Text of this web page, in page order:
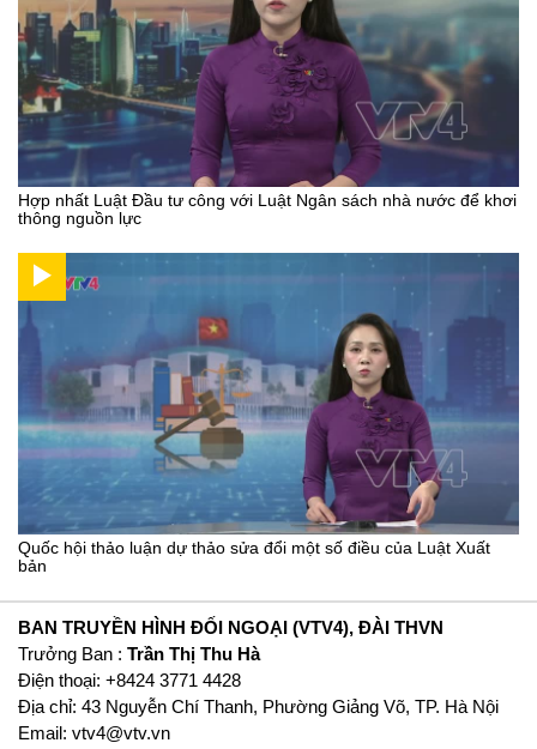
Hợp nhất Luật Đầu tư công với Luật Ngân sách nhà nước để khơi
thông nguồn lực
Quốc hội thảo luận dự thảo sửa đổi một số điều của Luật Xuất
bản
BAN TRUYỀN HÌNH ĐỐI NGOẠI (VTV4), ĐÀI THVN
Trưởng Ban : Trần Thị Thu Hà
Ðiện thoại: +8424 3771 4428
Địa chỉ: 43 Nguyễn Chí Thanh, Phường Giảng Võ, TP. Hà Nội
Email: vtv4@vtv.vn